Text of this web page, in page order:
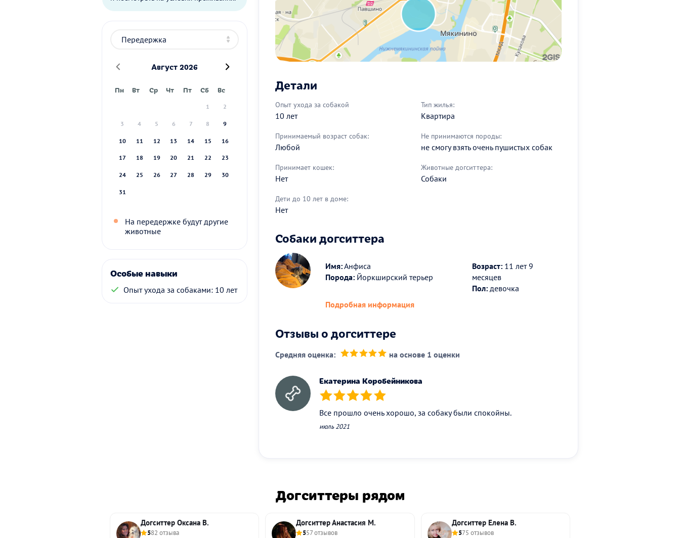
Август 2026
Пн Вт Ср Чт Пт Сб Вс
1 2
3 4 5 6 7 8 9
10 11 12 13 14 15 16
17 18 19 20 21 22 23
24 25 26 27 28 29 30
31
На передержке будут другие
животные
Особые навыки
Опыт ухода за собаками: 10 лет
Детали
Опыт ухода за собакой
10 лет
Тип жилья:
Квартира
Принимаемый возраст собак:
Любой
Не принимаются породы:
не смогу взять очень пушистых собак
Принимает кошек:
Нет
Животные догситтера:
Собаки
Дети до 10 лет в доме:
Нет
Собаки догситтера
Имя:Анфиса
Порода: Йоркширский терьер
Возраст: 11 лет 9
месяцев
Пол: девочка
Подробная информация
Отзывы о догситтере
Средняя оценка: на основе 1 оценки
Екатерина Коробейникова
(*) (*) (*) (*) (*)
Все прошло очень хорошо, за собаку были спокойны.
июль 2021
Догситтеры рядом
Догситтер Оксана В.
582 отзыва
Догситтер Анастасия М.
557 отзывов
Догситтер Елена В.
575 отзывов